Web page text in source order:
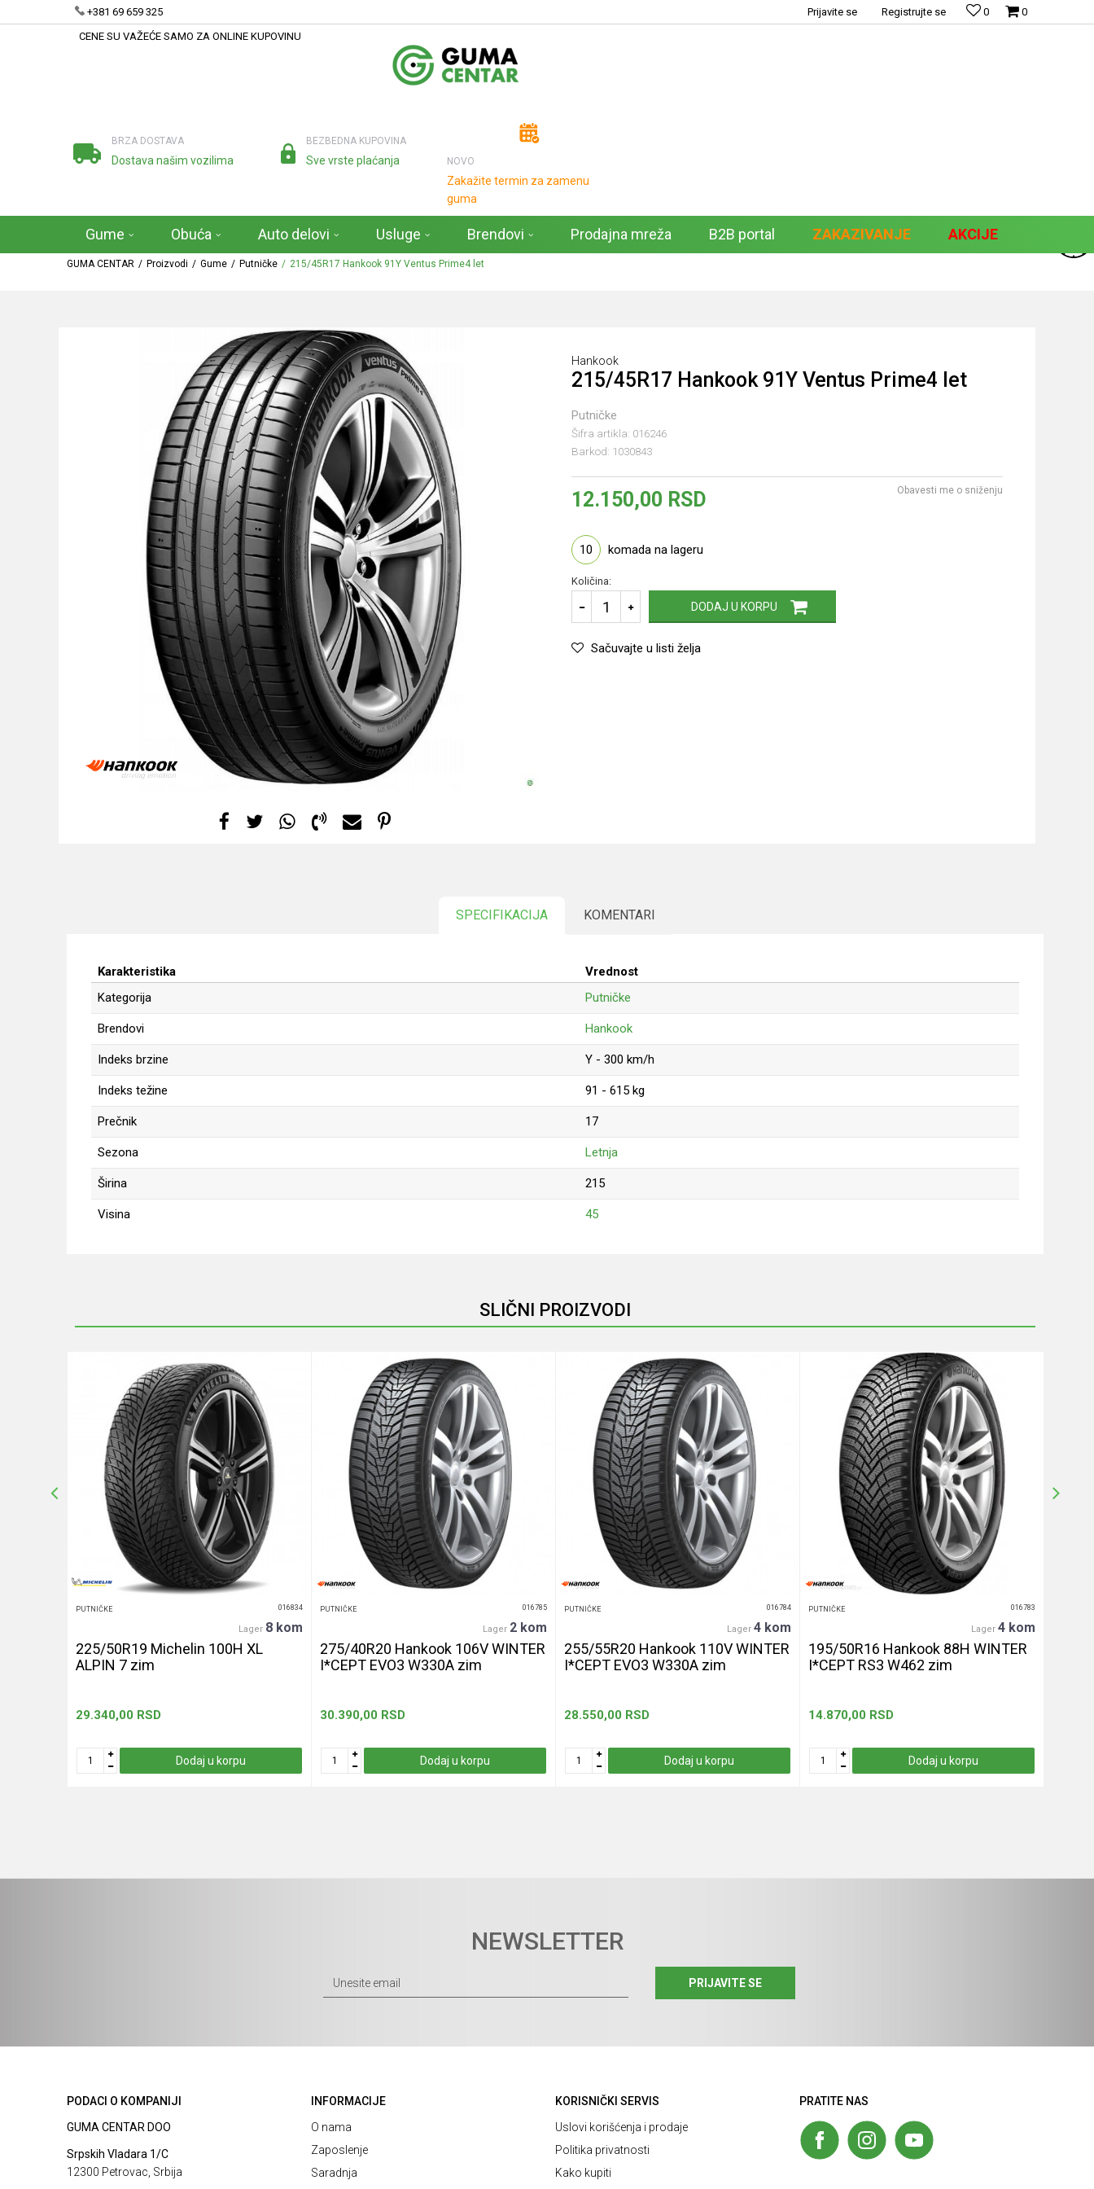
+381 69 659 325
CENE SU VAŽEĆE SAMO ZA ONLINE KUPOVINU
0
0
Prijavite se Registrujte se
BRZA DOSTAVA
Dostava našim vozilima
BEZBEDNA KUPOVINA
Sve vrste plaćanja NOVO
Zakažite termin za zamenu
guma
Gume Obuća Auto delovi Usluge Brendovi Prodajna mreža B2B portal ZAKAZIVANJE AKCIJE
GUMA CENTAR Proizvodi Gume Putničke 215/45R17 Hankook 91Y Ventus Prime4 let
Hankook
215/45R17 Hankook 91Y Ventus Prime4 let
Putničke
Šifra artikla: 016246
Barkod: 1030843
12.150,00 RSD Obavesti me o sniženju
10 komada na lageru
Količina:
DODAJ U KORPU
Sačuvajte u listi želja
SPECIFIKACIJA KOMENTARI
Karakteristika
Vrednost
Kategorija
Putničke
Brendovi Hankook
Indeks brzine Y - 300 km/h
Indeks težine 91 - 615 kg
Prečnik 17
Sezona Letnja
Širina 215
Visina 45
Anti-spam zaštita - izračunajte koliko je 6 - 1 :
POŠALJI
SLIČNI PROIZVODI
PUTNIČKE 016834
Lager 8 kom
225/50R19 Michelin 100H XL
ALPIN 7 zim
29.340,00 RSD
Dodaj u korpu
PUTNIČKE 016785
Lager 2 kom
275/40R20 Hankook 106V WINTER
I*CEPT EVO3 W330A zim
30.390,00 RSD
Dodaj u korpu
PUTNIČKE 016784
Lager 4 kom
255/55R20 Hankook 110V WINTER
I*CEPT EVO3 W330A zim
28.550,00 RSD
Dodaj u korpu
PUTNIČKE 016783
Lager 4 kom
195/50R16 Hankook 88H WINTER
I*CEPT RS3 W462 zim
14.870,00 RSD
Dodaj u korpu
NEWSLETTER
PRIJAVITE SE
PODACI O KOMPANIJI
GUMA CENTAR DOO
Srpskih Vladara 1/C
12300 Petrovac, Srbija
INFORMACIJE
O nama
Zaposlenje
Saradnja
KORISNIČKI SERVIS
Uslovi korišćenja i prodaje
Politika privatnosti
Kako kupiti
PRATITE NAS